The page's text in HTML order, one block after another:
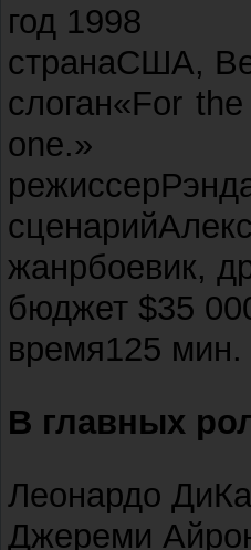
год 1998
странаСША,
слоган«For
one.»
жанрбоевик,
бюджет $35
время125 мин.
В главных
Леонардо
Джереми